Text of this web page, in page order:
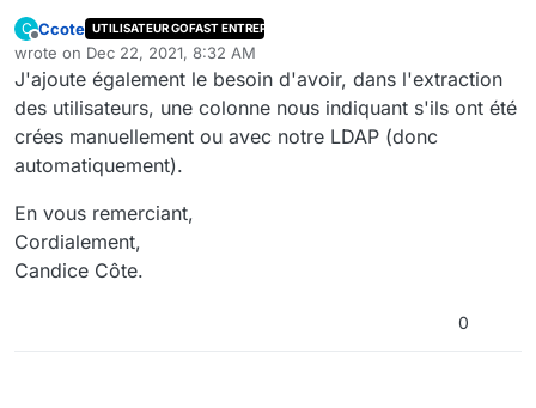
Nous serions également intéressés par ces indicateurs
supplémentaires.
depuis les statistiques "utilisateurs" avoir
directement, dans le graphique, le nombre
d'utilisateurs ainsi que le détail du nombre
d'utilisateurs internes et le nombre d'utilisateurs
Extranet
extractions à des dates données, afin de pouvoir
regarder l'état des chiffres à une date précise.
disponible dans chaque espace, il faudrait que l’on
Je reste à disposition pour plus de précisions,
En vous remerciant,
Cordialement,
Candice Côte.
C
Offline
Ccote UTILISATEUR GOFAST ENTREPRISE
wrote on Dec 22, 2021, 8:32 AM
last edited by
J'ajoute également le besoin d'avoir, dans l'extraction
des utilisateurs, une colonne nous indiquant s'ils ont été
crées manuellement ou avec notre LDAP (donc
automatiquement).
En vous remerciant,
Cordialement,
Candice Côte.
0